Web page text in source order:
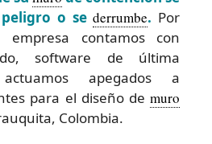
o sederrumbe. Por
contamos con
software de última
apegados a
para el diseño de muro
Colombia.